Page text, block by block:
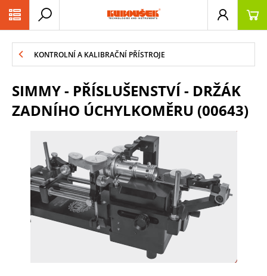
KONTROLNÍ A KALIBRAČNÍ PŘÍSTROJE
SIMMY - PŘÍSLUŠENSTVÍ - DRŽÁK
ZADNÍHO ÚCHYLKOMĚRU (00643)